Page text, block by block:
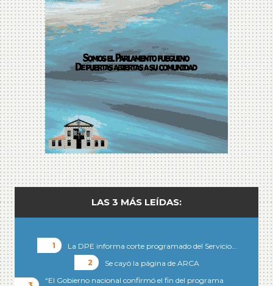
LAS 3 MÁS LEÍDAS:
La DPE informa corte programado del Servicio…
Se cayó la página de ARCA
“El Gobierno nacional confirmó el fin del programa